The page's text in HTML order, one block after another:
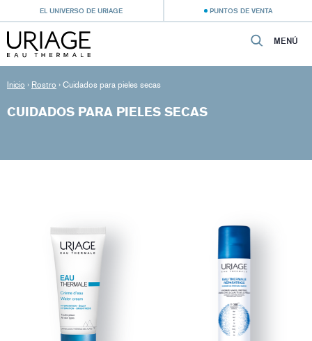
EL UNIVERSO DE URIAGE PUNTOS DE VENTA
MENÚ
Inicio › Rostro › Cuidados para pieles secas
CUIDADOS PARA PIELES SECAS